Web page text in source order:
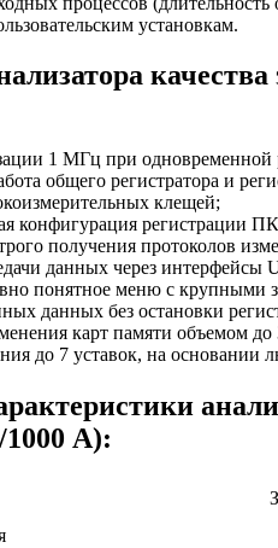
установкам.
1 МГц при одновременной
общего регистратора и
клещей;
конфигурация регистрации
получения протоколов
данных через интерфейсы
понятное меню с крупными
данных без остановки
карт памяти объемом до
до 7 уставок, на основании
1000 А):